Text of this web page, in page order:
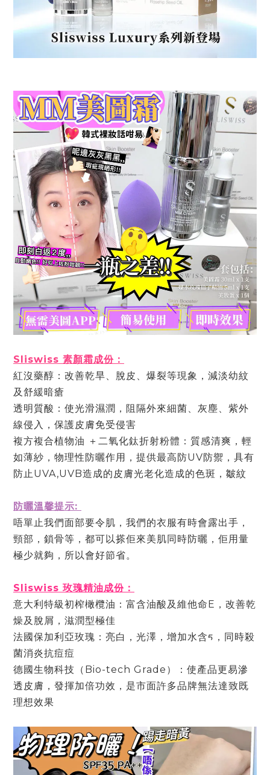
Sliswiss 素顏霜成份：
紅沒藥醇：改善乾旱、脫⽪、爆裂等現象，減淡幼紋
及舒緩暗瘡
透明質酸：使光滑濕潤，阻隔外來細菌、灰塵、紫外
線侵入，保護⽪膚免受侵害
複⽅複合植物油 ＋⼆氧化鈦折射粉體：質感清爽，輕
如薄紗，物理性防曬作⽤，提供最⾼防UV防禦，具有
防⽌UVA,UVB造成的⽪膚光老化造成的⾊斑，皺紋
防曬溫馨提示:
唔單⽌我們⾯部要令肌，我們的衣服有時會露出⼿，
頸部，鎖⾻等，都可以搽佢來美肌同時防曬，佢⽤量
極少就夠，所以會好節省。
Sliswiss 玫瑰精油成份：
意⼤利特級初榨橄欖油：富含油酸及維他命E，改善乾
燥及脫屑，滋潤型極佳
法國保加利亞玫瑰：亮⽩，光澤，增加⽔含ᰁ，同時殺
菌消炎抗痘痘
德國⽣物科技（Bio-tech Grade）：使產品更易滲
透⽪膚，發揮加倍功效，是市⾯許多品牌無法達致既
理想效果